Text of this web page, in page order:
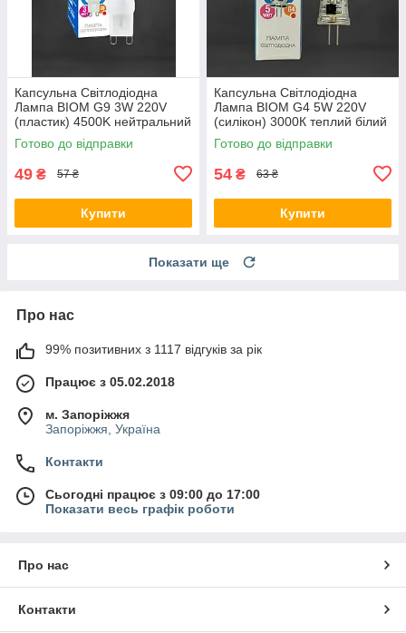
Капсульна Світлодіодна
Лампа BIOM G9 3W 220V
(пластик) 4500K нейтральний
білий
Готово до відправки
49 ₴ 57 ₴
Купити
Капсульна Світлодіодна
Лампа BIOM G4 5W 220V
(силікон) 3000К теплий білий
Готово до відправки
54 ₴ 63 ₴
Купити
Показати ще
Про нас
99% позитивних з 1117 відгуків за рік
Працює з 05.02.2018
м. Запоріжжя
Запоріжжя, Україна
Контакти
Сьогодні працює з 09:00 до 17:00
Показати весь графік роботи
Про нас
Контакти